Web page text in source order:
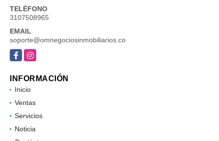
TELÉFONO
3107508965
EMAIL
soporte@omnegociosinmobiliarios.co
FacebookInstagram
INFORMACIÓN
Inicio
Ventas
Servicios
Noticia